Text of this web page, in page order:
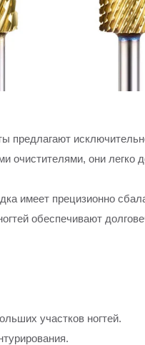
предлагают
очистителями, они
имеет прецизионно
обеспечивают
участков ногтей.